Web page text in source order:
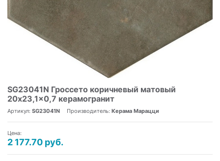
SG23041N Гроссето коричневый матовый
20x23,1x0,7 керамогранит
Артикул: SG23041N Производитель: Керама Марацци
Цена:
2 177.70 руб.